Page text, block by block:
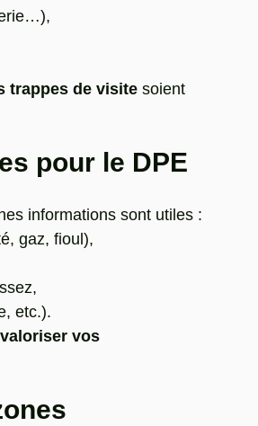
trappes de visite soient
pour le DPE
informations sont utiles :
gaz, fioul),
etc.).
valoriser vos